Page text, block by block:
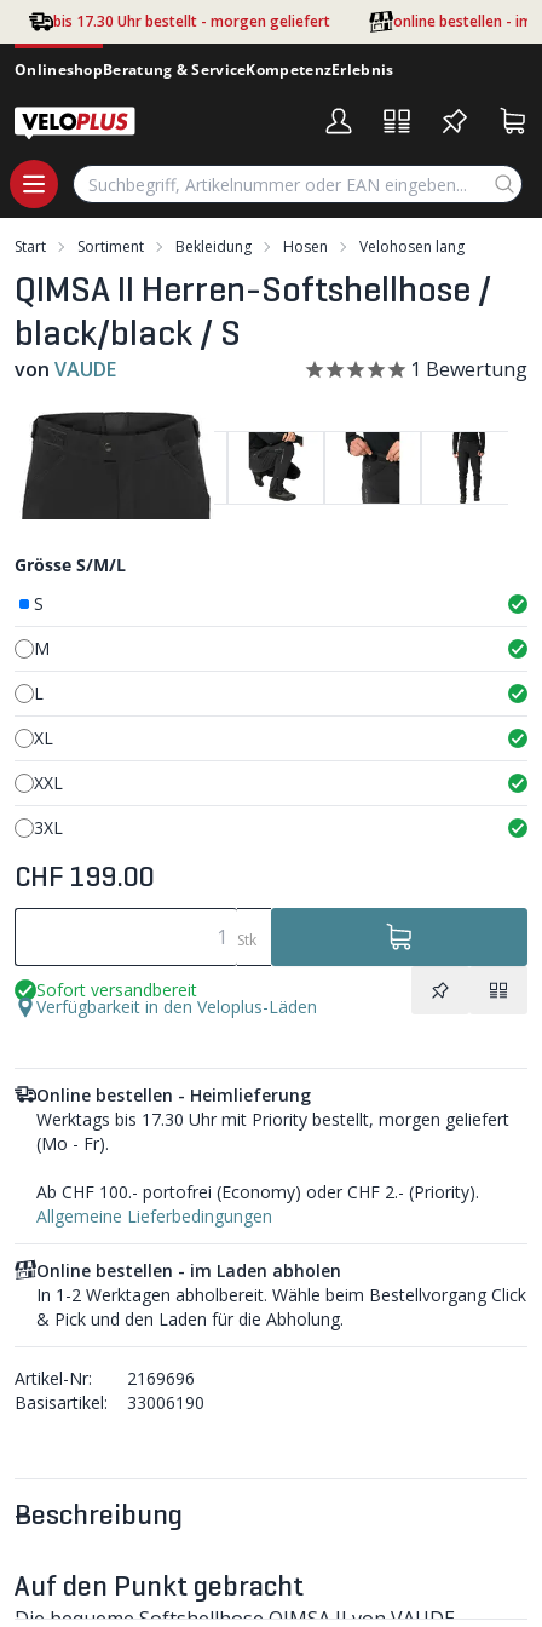
Zum Hauptinhalt springen
bis 17.30 Uhr bestellt - morgen geliefert online bestellen - im
OnlineshopBeratung & ServiceKompetenzErlebnis
Start Sortiment Bekleidung Hosen Velohosen lang
QIMSA II Herren-Softshellhose /
black/black / S
von VAUDE 1 Bewertung
Beschreibung
Auf den Punkt gebracht
Die bequeme Softshellhose QIMSA II von VAUDE
Grösse S/M/L
S
M
L
XL
XXL
3XL
CHF 199.00
Stk
Sofort versandbereit
Verfügbarkeit in den Veloplus-Läden
Online bestellen - Heimlieferung
Werktags bis 17.30 Uhr mit Priority bestellt, morgen geliefert
(Mo - Fr).
Ab CHF 100.- portofrei (Economy) oder CHF 2.- (Priority).
Allgemeine Lieferbedingungen
Online bestellen - im Laden abholen
In 1-2 Werktagen abholbereit. Wähle beim Bestellvorgang Click
& Pick und den Laden für die Abholung.
Artikel-Nr:
2169696
Basisartikel:
33006190